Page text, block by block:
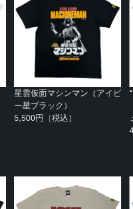
星雲仮面マシンマン（アイビ
ー星ブラック）
5,500円（税込）